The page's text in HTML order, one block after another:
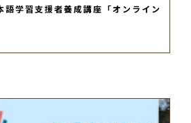
語学習支援者養成講座「オンライン